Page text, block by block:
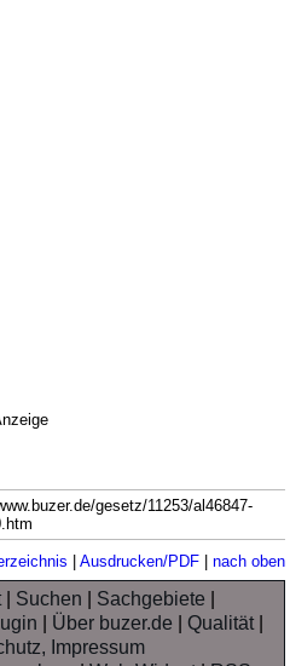
gesetz/11253/al46847-
| Ausdrucken/PDF| nach oben
| Suchen Sachgebiete
Über buzer.de |Qualität|
Impressum